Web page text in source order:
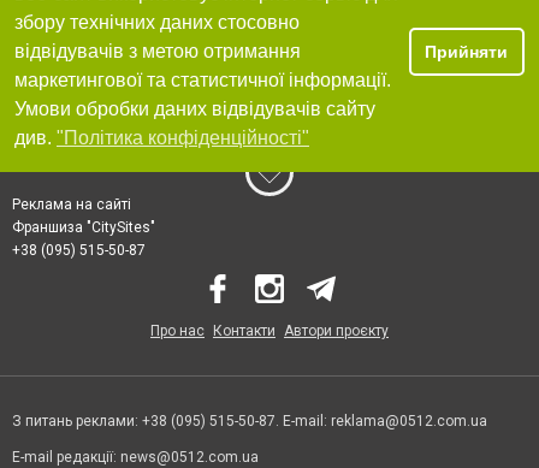
збору технічних даних стосовно
відвідувачів з метою отримання
маркетингової та статистичної інформації.
Умови обробки даних відвідувачів сайту
див. "Політика конфіденційності"
Прийняти
Реклама на сайті
Франшиза "CitySites"
+38 (095) 515-50-87
Про нас Контакти Автори проєкту
З питань реклами: +38 (095) 515-50-87. E-mail: reklama@0512.com.ua
E-mail редакції: news@0512.com.ua